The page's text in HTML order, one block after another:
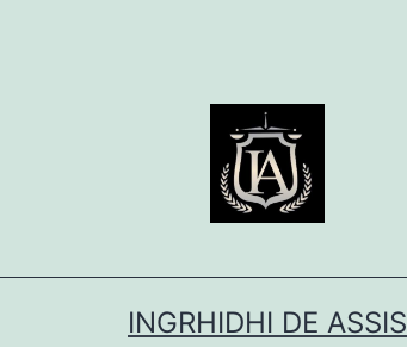
INGRHIDHI DE ASSIS